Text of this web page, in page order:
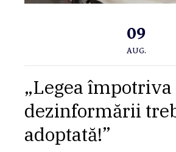
09
AUG.
„Legea împotriva
dezinformării
adoptată!”